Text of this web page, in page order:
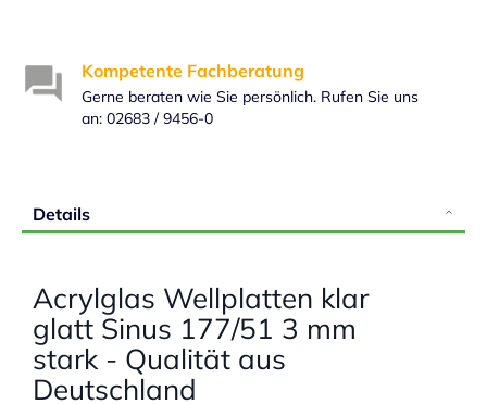
Kompetente Fachberatung
Gerne beraten wie Sie persönlich. Rufen Sie uns
an: 02683 / 9456-0
Details
Acrylglas Wellplatten klar
glatt Sinus 177/51 3 mm
stark - Qualität aus
Deutschland